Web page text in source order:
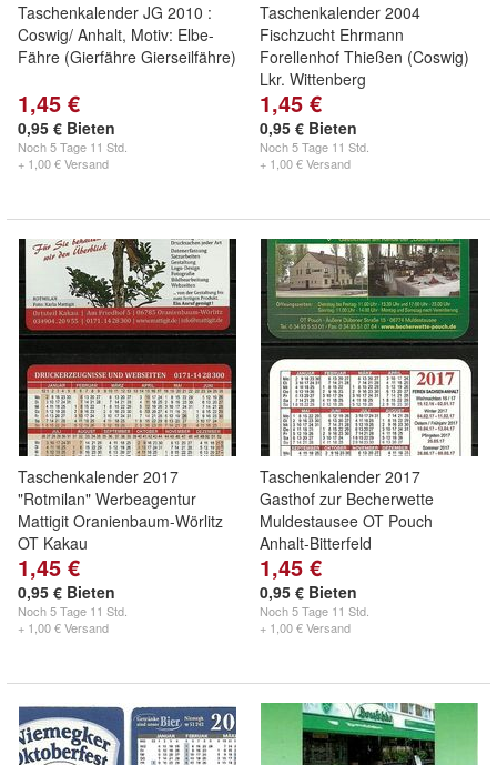
Taschenkalender JG 2010 :
Coswig/ Anhalt, Motiv: Elbe-
Fähre (Gierfähre Gierseilfähre)
1,45 €
0,95 € Bieten
Noch5 Tage 11 Std.
+ 1,00 € Versand
Taschenkalender 2004
Fischzucht Ehrmann
Forellenhof Thießen (Coswig)
Lkr. Wittenberg
1,45 €
0,95 € Bieten
Noch5 Tage 11 Std.
+ 1,00 € Versand
Taschenkalender 2017
"Rotmilan" Werbeagentur
Mattigit Oranienbaum-Wörlitz
OT Kakau
1,45 €
0,95 € Bieten
Noch5 Tage 11 Std.
+ 1,00 € Versand
Taschenkalender 2017
Gasthof zur Becherwette
Muldestausee OT Pouch
Anhalt-Bitterfeld
1,45 €
0,95 € Bieten
Noch5 Tage 11 Std.
+ 1,00 € Versand